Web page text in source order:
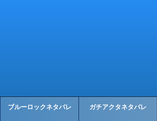
ブルーロックネタバレ ガチアクタネタバレ